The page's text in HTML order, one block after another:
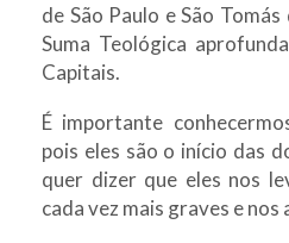
de São Paulo e São
Suma Teológica
Capitais.
É importante
pois eles são o início das
quer dizer que eles nos
cada vez mais graves e